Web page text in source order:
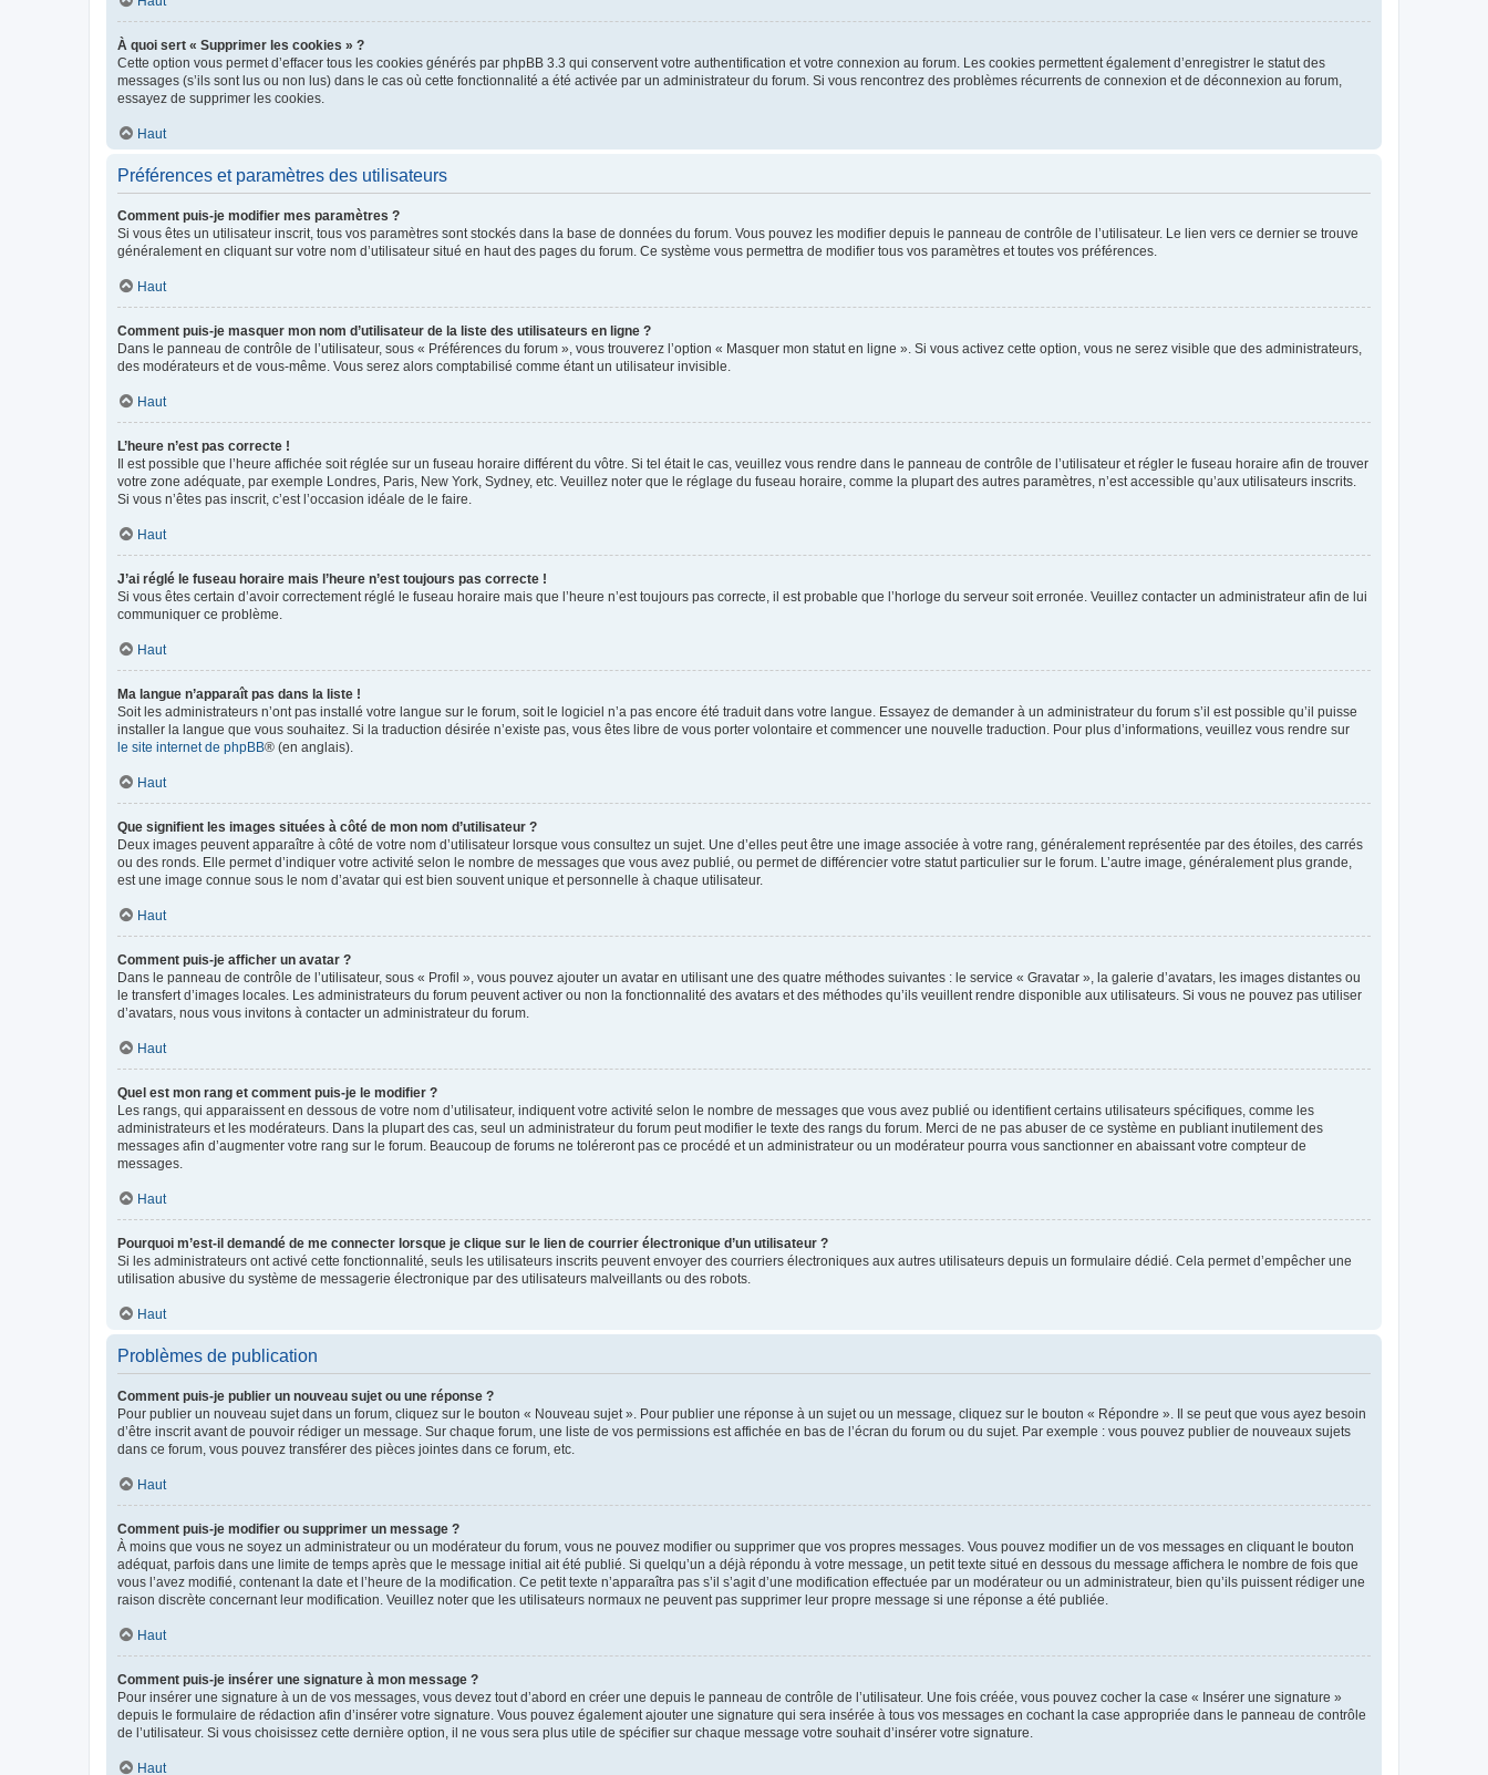
À quoi sert « Supprimer les cookies » ?
Cette option vous permet d’effacer tous les cookies générés par phpBB 3.3 qui conservent votre authentification et votre connexion au forum. Les cookies permettent également d’enregistrer le statut des
messages (s’ils sont lus ou non lus) dans le cas où cette fonctionnalité a été activée par un administrateur du forum. Si vous rencontrez des problèmes récurrents de connexion et de déconnexion au forum,
essayez de supprimer les cookies.
Haut
Préférences et paramètres des utilisateurs
Comment puis-je modifier mes paramètres ?
Si vous êtes un utilisateur inscrit, tous vos paramètres sont stockés dans la base de données du forum. Vous pouvez les modifier depuis le panneau de contrôle de l’utilisateur. Le lien vers ce dernier se trouve
généralement en cliquant sur votre nom d’utilisateur situé en haut des pages du forum. Ce système vous permettra de modifier tous vos paramètres et toutes vos préférences.
Haut
Comment puis-je masquer mon nom d’utilisateur de la liste des utilisateurs en ligne ?
Dans le panneau de contrôle de l’utilisateur, sous « Préférences du forum », vous trouverez l’option « Masquer mon statut en ligne ». Si vous activez cette option, vous ne serez visible que des administrateurs,
des modérateurs et de vous-même. Vous serez alors comptabilisé comme étant un utilisateur invisible.
Haut
L’heure n’est pas correcte !
Il est possible que l’heure affichée soit réglée sur un fuseau horaire différent du vôtre. Si tel était le cas, veuillez vous rendre dans le panneau de contrôle de l’utilisateur et régler le fuseau horaire afin de trouver
votre zone adéquate, par exemple Londres, Paris, New York, Sydney, etc. Veuillez noter que le réglage du fuseau horaire, comme la plupart des autres paramètres, n’est accessible qu’aux utilisateurs inscrits.
Si vous n’êtes pas inscrit, c’est l’occasion idéale de le faire.
Haut
J’ai réglé le fuseau horaire mais l’heure n’est toujours pas correcte !
Si vous êtes certain d’avoir correctement réglé le fuseau horaire mais que l’heure n’est toujours pas correcte, il est probable que l’horloge du serveur soit erronée. Veuillez contacter un administrateur afin de lui
communiquer ce problème.
Haut
Ma langue n’apparaît pas dans la liste !
Soit les administrateurs n’ont pas installé votre langue sur le forum, soit le logiciel n’a pas encore été traduit dans votre langue. Essayez de demander à un administrateur du forum s’il est possible qu’il puisse
installer la langue que vous souhaitez. Si la traduction désirée n’existe pas, vous êtes libre de vous porter volontaire et commencer une nouvelle traduction. Pour plus d’informations, veuillez vous rendre sur
le site internet de phpBB® (en anglais).
Haut
Que signifient les images situées à côté de mon nom d’utilisateur ?
Deux images peuvent apparaître à côté de votre nom d’utilisateur lorsque vous consultez un sujet. Une d’elles peut être une image associée à votre rang, généralement représentée par des étoiles, des carrés
ou des ronds. Elle permet d’indiquer votre activité selon le nombre de messages que vous avez publié, ou permet de différencier votre statut particulier sur le forum. L’autre image, généralement plus grande,
est une image connue sous le nom d’avatar qui est bien souvent unique et personnelle à chaque utilisateur.
Haut
Comment puis-je afficher un avatar ?
Dans le panneau de contrôle de l’utilisateur, sous « Profil », vous pouvez ajouter un avatar en utilisant une des quatre méthodes suivantes : le service « Gravatar », la galerie d’avatars, les images distantes ou
le transfert d’images locales. Les administrateurs du forum peuvent activer ou non la fonctionnalité des avatars et des méthodes qu’ils veuillent rendre disponible aux utilisateurs. Si vous ne pouvez pas utiliser
d’avatars, nous vous invitons à contacter un administrateur du forum.
Haut
Quel est mon rang et comment puis-je le modifier ?
Les rangs, qui apparaissent en dessous de votre nom d’utilisateur, indiquent votre activité selon le nombre de messages que vous avez publié ou identifient certains utilisateurs spécifiques, comme les
administrateurs et les modérateurs. Dans la plupart des cas, seul un administrateur du forum peut modifier le texte des rangs du forum. Merci de ne pas abuser de ce système en publiant inutilement des
messages afin d’augmenter votre rang sur le forum. Beaucoup de forums ne toléreront pas ce procédé et un administrateur ou un modérateur pourra vous sanctionner en abaissant votre compteur de
messages.
Haut
Pourquoi m’est-il demandé de me connecter lorsque je clique sur le lien de courrier électronique d’un utilisateur ?
Si les administrateurs ont activé cette fonctionnalité, seuls les utilisateurs inscrits peuvent envoyer des courriers électroniques aux autres utilisateurs depuis un formulaire dédié. Cela permet d’empêcher une
utilisation abusive du système de messagerie électronique par des utilisateurs malveillants ou des robots.
Haut
Problèmes de publication
Comment puis-je publier un nouveau sujet ou une réponse ?
Pour publier un nouveau sujet dans un forum, cliquez sur le bouton « Nouveau sujet ». Pour publier une réponse à un sujet ou un message, cliquez sur le bouton « Répondre ». Il se peut que vous ayez besoin
d’être inscrit avant de pouvoir rédiger un message. Sur chaque forum, une liste de vos permissions est affichée en bas de l’écran du forum ou du sujet. Par exemple : vous pouvez publier de nouveaux sujets
dans ce forum, vous pouvez transférer des pièces jointes dans ce forum, etc.
Haut
Comment puis-je modifier ou supprimer un message ?
À moins que vous ne soyez un administrateur ou un modérateur du forum, vous ne pouvez modifier ou supprimer que vos propres messages. Vous pouvez modifier un de vos messages en cliquant le bouton
adéquat, parfois dans une limite de temps après que le message initial ait été publié. Si quelqu’un a déjà répondu à votre message, un petit texte situé en dessous du message affichera le nombre de fois que
vous l’avez modifié, contenant la date et l’heure de la modification. Ce petit texte n’apparaîtra pas s’il s’agit d’une modification effectuée par un modérateur ou un administrateur, bien qu’ils puissent rédiger une
raison discrète concernant leur modification. Veuillez noter que les utilisateurs normaux ne peuvent pas supprimer leur propre message si une réponse a été publiée.
Haut
Comment puis-je insérer une signature à mon message ?
Pour insérer une signature à un de vos messages, vous devez tout d’abord en créer une depuis le panneau de contrôle de l’utilisateur. Une fois créée, vous pouvez cocher la case « Insérer une signature »
depuis le formulaire de rédaction afin d’insérer votre signature. Vous pouvez également ajouter une signature qui sera insérée à tous vos messages en cochant la case appropriée dans le panneau de contrôle
de l’utilisateur. Si vous choisissez cette dernière option, il ne vous sera plus utile de spécifier sur chaque message votre souhait d’insérer votre signature.
Haut